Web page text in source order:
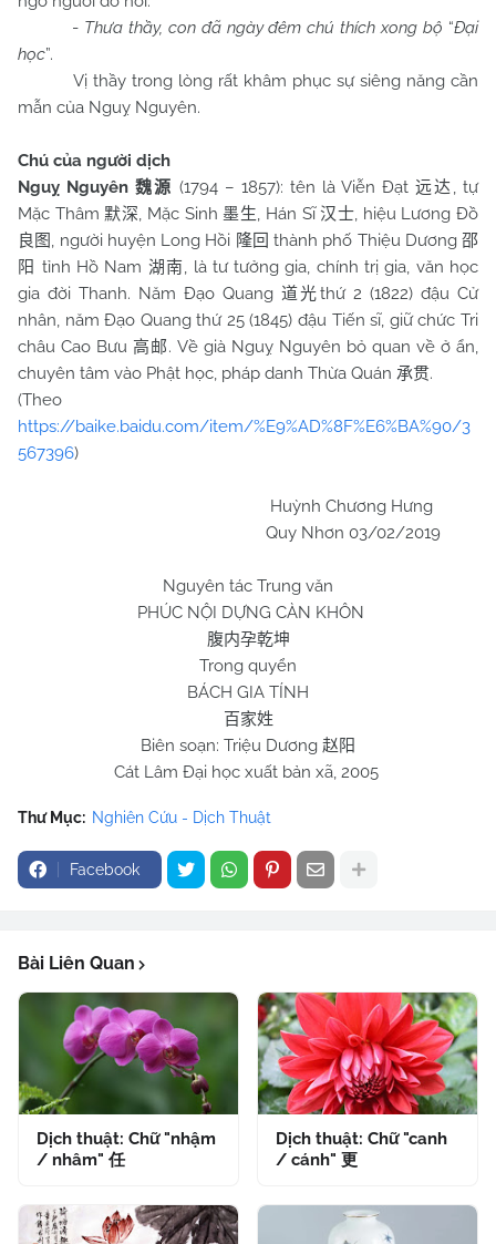
- Thưa thầy, con đã ngày đêm chú thích xong bộ “Đại
học”.
Vị thầy trong lòng rất khâm phục sự siêng năng cần
mẫn của Nguỵ Nguyên.
Chú của người dịch
Nguỵ Nguyên 魏源 (1794 – 1857): tên là Viễn Đạt 远达, tự
Mặc Thâm 默深, Mặc Sinh 墨生, Hán Sĩ汉士, hiệu Lương Đồ
良图 , người huyện Long Hồi 隆回 thành phố Thiệu Dương邵
阳 tỉnh Hồ Nam 湖南, là tư tưởng gia, chính trị gia, văn học
gia đời Thanh. Năm Đạo Quang 道光thứ 2 (1822) đậu Cử
nhân, năm Đạo Quang thứ 25 (1845) đậu Tiến sĩ, giữ chức Tri
châu Cao Bưu 高邮. Về già Nguỵ Nguyên bỏ quan về ở ẩn,
chuyên tâm vào Phật học, pháp danh Thừa Quán 承贯.
(Theo
https://baike.baidu.com/item/%E9%AD%8F%E6%BA%90/3
567396)
Huỳnh Chương Hưng
Quy Nhơn 03/02/2019
Nguyên tác Trung văn
PHÚC NỘI DỰNG CÀN KHÔN
腹内孕乾坤
Trong quyển
BÁCH GIA TÍNH
百家姓
Biên soạn: Triệu Dương 赵阳
Cát Lâm Đại học xuất bản xã, 2005
Thư Mục: Nghiên Cứu - Dịch Thuật
Facebook
Bài Liên Quan
Dịch thuật: Chữ "nhậm
/ nhâm" 任
Dịch thuật: Chữ "canh
/ cánh" 更